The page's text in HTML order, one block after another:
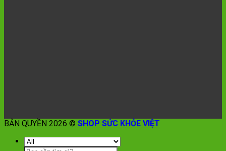
BẢN QUYỀN 2026 © SHOP SỨC KHỎE VIỆT